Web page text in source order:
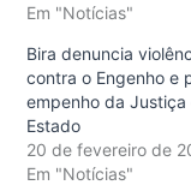
Em "Notícias"
Bira denuncia
contra o Engenho e
empenho da Justiça
Estado
20 de fevereiro de
Em "Notícias"